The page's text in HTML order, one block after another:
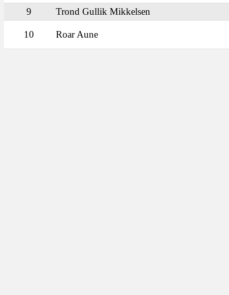
9
Trond Gullik Mikkelsen
10 Roar Aune